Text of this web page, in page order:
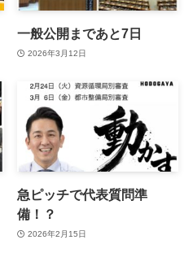
一般公開まであと7日
2026年3月12日
急ピッチで代表質問準
備！？
2026年2月15日